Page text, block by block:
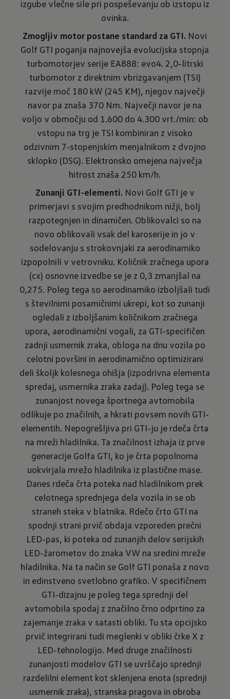
izgube vlečne sile pri pospeševanju ob izstopu iz
ovinka.
Zmogljiv motor postane standard za GTI. Novi
Golf GTI poganja najnovejša evolucijska stopnja
turbomotorjev serije EA888: evo4. 2,0-litrski
turbomotor z direktnim vbrizgavanjem (TSI)
razvije moč 180 kW (245 KM), njegov največji
navor pa znaša 370 Nm. Največji navor je na
voljo v območju od 1.600 do 4.300 vrt./min: ob
vstopu na trg je TSI kombiniran z visoko
odzivnim 7‑stopenjskim menjalnikom z dvojno
sklopko (DSG). Elektronsko omejena največja
hitrost znaša 250 km/h.
Zunanji GTI-elementi.Novi Golf GTI je v
primerjavi s svojim predhodnikom nižji, bolj
razpotegnjen in dinamičen. Oblikovalci so na
novo oblikovali vsak del karoserije in jo v
sodelovanju s strokovnjaki za aerodinamiko
izpopolnili v vetrovniku. Količnik zračnega upora
(cx) osnovne izvedbe se je z 0,3 zmanjšal na
0,275. Poleg tega so aerodinamiko izboljšali tudi
s številnimi posamičnimi ukrepi, kot so zunanji
ogledali z izboljšanim količnikom zračnega
upora, aero­dinamični vogali, za GTI-specifičen
zadnji usmernik zraka, obloga na dnu vozila po
celotni površini in aerodinamično optimizirani
deli školjk kolesnega ohišja (izpodrivna elementa
spredaj, usmernika zraka zadaj). Poleg tega se
zunanjost novega športnega avtomobila
odlikuje po značilnih, a hkrati povsem novih GTI-
elementih. Nepogrešljiva pri GTI-ju je rdeča črta
na mreži hladilnika. Ta značilnost izhaja iz prve
generacije Golfa GTI, ko je črta popol­noma
uokvirjala mrežo hladilnika iz plastične mase.
Danes rdeča črta poteka nad hladilnikom prek
celotnega sprednjega dela vozila in se ob
straneh steka v blatnika. Rdečo črto GTI na
spodnji strani prvič obdaja vzporeden prečni
LED-pas, ki poteka od zunanjih delov serijskih
LED-žarometov do znaka VW na sredini mreže
hladilnika. Na ta način se Golf GTI ponaša z novo
in edin­stveno svetlobno grafiko. V specifičnem
GTI-dizajnu je poleg tega sprednji del
avtomobila spodaj z značilno črno odprtino za
zajemanje zraka v satasti obliki. Tu sta opcijsko
prvič integrirani tudi meglenki v obliki črke X z
LED-tehnologijo. Med druge značilnosti
zunanjosti modelov GTI se uvrščajo sprednji
razdelilni element kot sklenjena enota (sprednji
usmernik zraka), stranska pragova in obroba